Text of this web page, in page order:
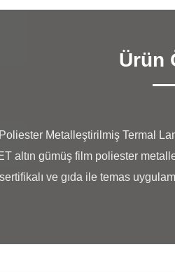
Ürün
altın gümüş film poliester
ve gıda ile temas